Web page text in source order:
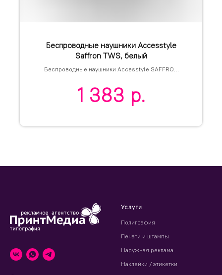
Беспроводные наушники Accesstyle
Saffron TWS, белый
Беспроводные наушники Accesstyle SAFFRON
1 383 р.
Услуги
Полиграфия
Печати и штампы
Наружная реклама
Наклейки / этикетки